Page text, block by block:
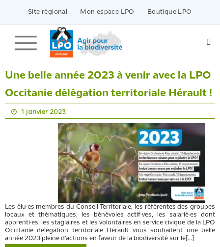
contenu
Site régional Mon espace LPO Boutique LPO
Une belle année 2023 à venir avec la LPO
Occitanie délégation territoriale Hérault !
1 janvier 2023
Les élu·es membres du Conseil Territoriale, les référentes des groupes
locaux et thématiques, les bénévoles actif·ves, les salarié·es dont
apprenti·es, les stagiaires et les volontaires en service civique de la LPO
Occitanie délégation territoriale Hérault vous souhaitent une belle
année 2023 pleine d’actions en faveur de la biodiversité sur le[…]